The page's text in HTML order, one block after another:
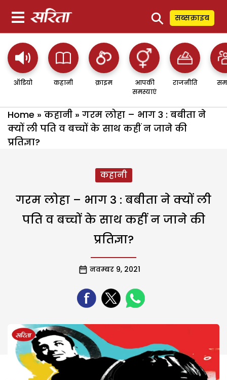
⚲ सब्सक्राइब
ऑडियो कहानी क्राइम
आपकी
समस्याएं
राजनीति
Home » कहानी » गरम लोहा – भाग 3 : बबीता ने
क्यों ली पति व बच्चों के साथ कहीं न जाने की
प्रतिज्ञा?
कहानी
गरम लोहा – भाग 3 : बबीता ने क्यों ली
पति व बच्चों के साथ कहीं न जाने की
प्रतिज्ञा?
नवम्बर 9, 2021